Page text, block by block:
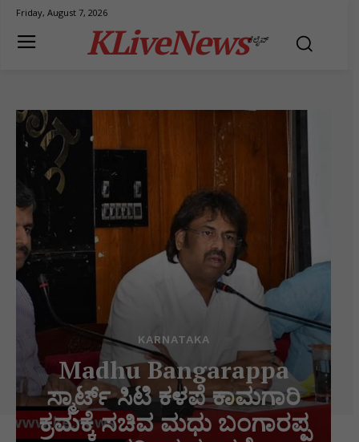
Friday, August 7, 2026
KLiveNewsಕೆಲೈವ್
KARNATAKA
Madhu Bangarappa
ಸ್ಮಾರ್ಟ್ ಸಿಟಿ ಕಳಪೆ ಕಾಮಗಾರಿ
ಕ್ರಮಕ್ಕೆ ಸಚಿವ ಮಧು ಬಂಗಾರಪ್ಪ